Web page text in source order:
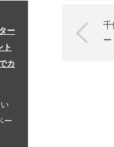
千
ー
ト
カ
ー